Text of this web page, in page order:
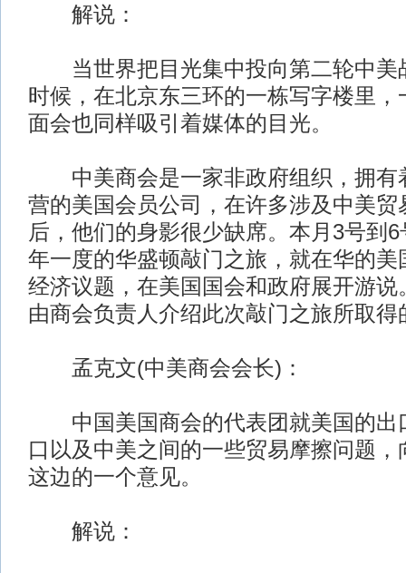
解说：
当世界把目光集中投向第二轮中美
时候，在北京东三环的一栋写字楼里，
面会也同样吸引着媒体的目光。
中美商会是一家非政府组织，拥有
营的美国会员公司，在许多涉及中美贸
后，他们的身影很少缺席。本月3号到
年一度的华盛顿敲门之旅，就在华的美
经济议题，在美国国会和政府展开游说
由商会负责人介绍此次敲门之旅所取得
孟克文(中美商会会长)：
中国美国商会的代表团就美国的出
口以及中美之间的一些贸易摩擦问题
这边的一个意见。
解说：